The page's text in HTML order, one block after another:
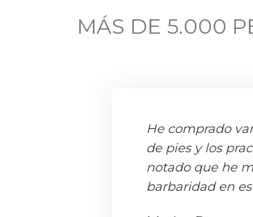
MÁS DE 5.000
He comprado
de pies y los
notado que he
barbaridad en